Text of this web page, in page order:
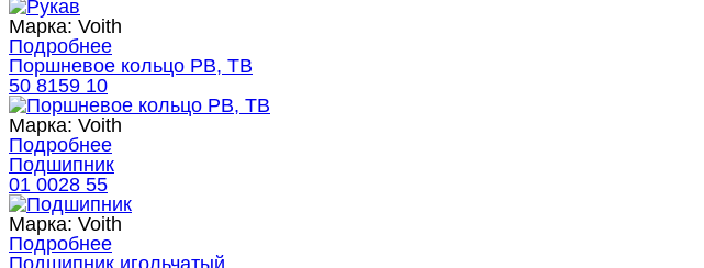
Марка: Voith
Подробнее
Поршневое кольцо PB, TB
50 8159 10
Марка: Voith
Подробнее
Подшипник
01 0028 55
Марка: Voith
Подробнее